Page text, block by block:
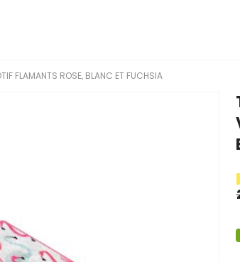
FLAMANTS ROSE, BLANC ET FUCHSIA